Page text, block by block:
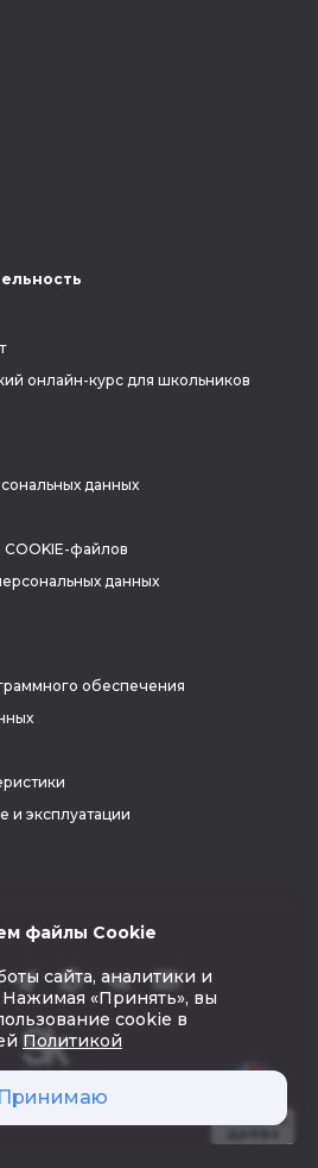
онлайн-курс для школьников
данных
COOKIE-файлов
данных
обеспечения
и эксплуатации
файлы Cookie
сайта, аналитики и
«Принять», вы
cookie в
Политикой
Принимаю
Создать